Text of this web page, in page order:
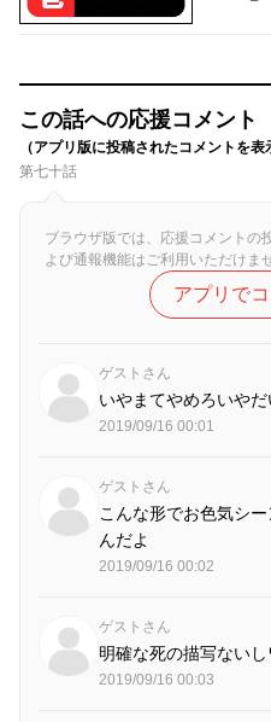
この話への応援コメント
（アプリ版に投稿されたコメントを表
第七十話
ブラウザ版では、応援コメントの
よび通報機能はご利用いただけま
アプリで
ゲストさん
いやまてやめろいや
2019/09/16 00:01
ゲストさん
こんな形でお色気シ
んだよ
2019/09/16 00:02
ゲストさん
明確な死の描写ない
2019/09/16 00:03